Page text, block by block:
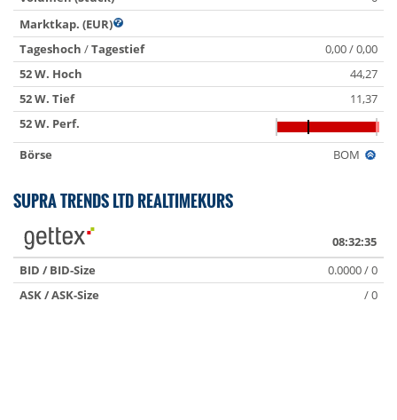
Marktkap. (EUR)
Tageshoch /Tagestief
0,00 / 0,00
52 W. Hoch
44,27
52 W. Tief
11,37
52 W. Perf.
Börse
BOM
SUPRA TRENDS LTD REALTIMEKURS
08:32:35
BID / BID-Size
0.0000 / 0
ASK / ASK-Size
/ 0